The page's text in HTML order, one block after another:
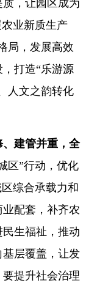
，让园区成为
业新质生产
局，发展高效
打造“乐游源
人文之韵转化
建管并重，全
区”行动，优化
综合承载力和
配套，补齐农
生福祉，推动
层覆盖，让发
提升社会治理